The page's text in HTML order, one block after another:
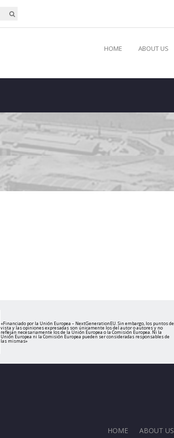
HOME ABOUT US
«Financiado por la Unión Europea – NextGenerationEU. Sin embargo, los puntos de
vista y las opiniones expresadas son únicamente los del autor o autores y no
reflejan necesariamente los de la Unión Europea o la Comisión Europea. Ni la
Unión Europea ni la Comisión Europea pueden ser consideradas responsables de
las mismas»
HOME ABOUT US